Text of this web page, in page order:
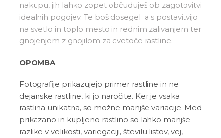
nakupu, jih lahko zopet občuduješ ob zagotovitvi
idealnih pogojev. Te boš dosegel_a s postavitvijo
na svetlo in toplo mesto in rednim zalivanjem ter
gnojenjem z gnojilom za cvetoče rastline.
OPOMBA
Fotografije prikazujejo primer rastline in ne
dejanske rastline, ki jo naročite. Ker je vsaka
rastlina unikatna, so možne manjše variacije. Med
prikazano in kupljeno rastlino so lahko manjše
razlike v velikosti, variegaciji, številu listov, vej,